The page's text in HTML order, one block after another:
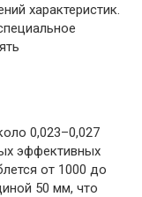
характеристик.
0,023–0,027
эффективных
от 1000 до
50 мм, что